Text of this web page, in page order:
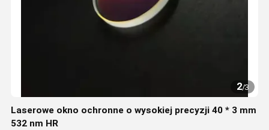
2/3
Laserowe okno ochronne o wysokiej precyzji 40 * 3 mm
532 nm HR